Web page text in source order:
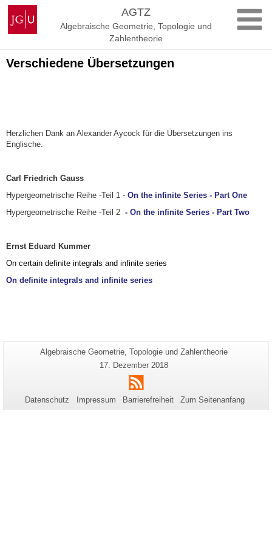
Zum
Inhalt
springen
Johannes
Gutenberg-
Universität
AGTZ
Algebraische Geometrie, Topologie und
Zahlentheorie
Verschiedene Übersetzungen
Herzlichen Dank an Alexander Aycock für die Übersetzungen ins
Englische.
Carl Friedrich Gauss
Hypergeometrische Reihe -Teil 1 - On the infinite Series - Part One
Hypergeometrische Reihe -Teil 2 - On the infinite Series - Part Two
Ernst Eduard Kummer
On certain definite integrals and infinite series
On definite integrals and infinite series
Zusätzliche
Informationen
zu
dieser
Seite
Seiten-
Algebraische Geometrie, Topologie und Zahlentheorie
Letzte
Aktualisierung:
17. Dezember 2018
RSS
Datenschutz Impressum Barrierefreiheit Zum Seitenanfang